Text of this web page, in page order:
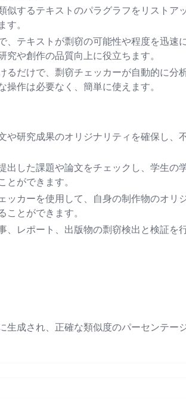
似するテキストのパラグラフをリストア
。
、テキストが剽窃の可能性や程度を迅速
や創作の品質向上に役立ちます。
だけで、剽窃チェッカーが自動的に分析
作は必要なく、簡単に使えます。
や研究成果のオリジナリティを確保し、
出した課題や論文をチェックし、学生の
ができます。
カーを使用して、自身の制作物のオリ
とができます。
レポート、出版物の剽窃検出と検証を行
生成され、正確な類似度のパーセンテー